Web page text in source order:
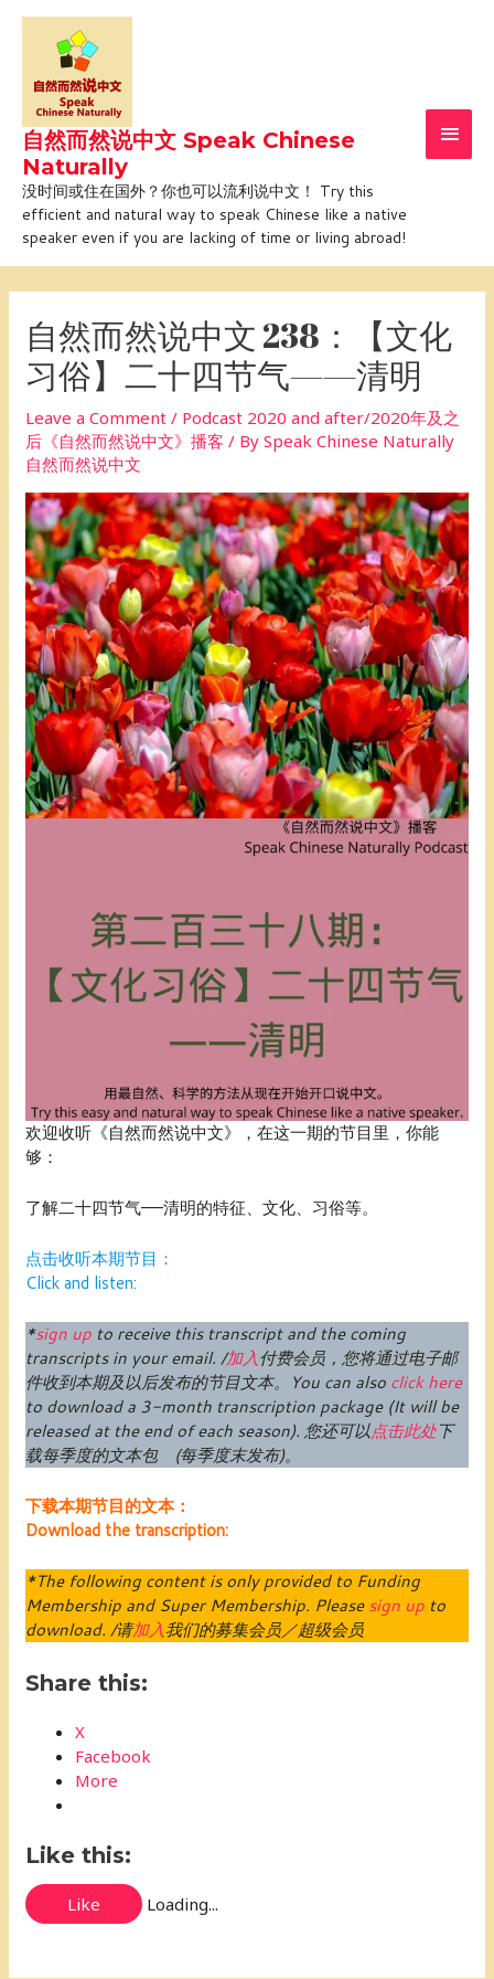
Skip
content
自然而然说中文 Speak Chinese
Naturally
没时间或住在国外？你也可以流利说中文！ Try this
efficient and natural way to speak Chinese like a native
speaker even if you are lacking of time or living abroad!
自然而然说中文 238：【文化
习俗】二十四节气——清明
Leave a Comment / Podcast 2020 and after/2020年及之
后《自然而然说中文》播客 / BySpeak Chinese Naturally
自然而然说中文
欢迎收听《自然而然说中文》，在这一期的节目里，你能
够：
了解二十四节气——清明的特征、文化、习俗等。
点击收听本期节目：
Click and listen:
*sign up to receive this transcript and the coming
transcripts in your email. /加入付费会员 ，您将通过电子邮
件收到本期及以后发布的节目文本。
You can also click here
to download a 3-month transcription package (It will be
released at the end of each season). 您还可以点击此处下
载每季度的文本包 (每季度末发布)。
下载本期节目的文本：
Download the transcription:
*The following content is only provided to Funding
Membership and Super Membership. Pleasesign up to
download. /请加入我们的募集会员／超级会员
Share this:
X
Facebook
More
Like this:
Like Loading...